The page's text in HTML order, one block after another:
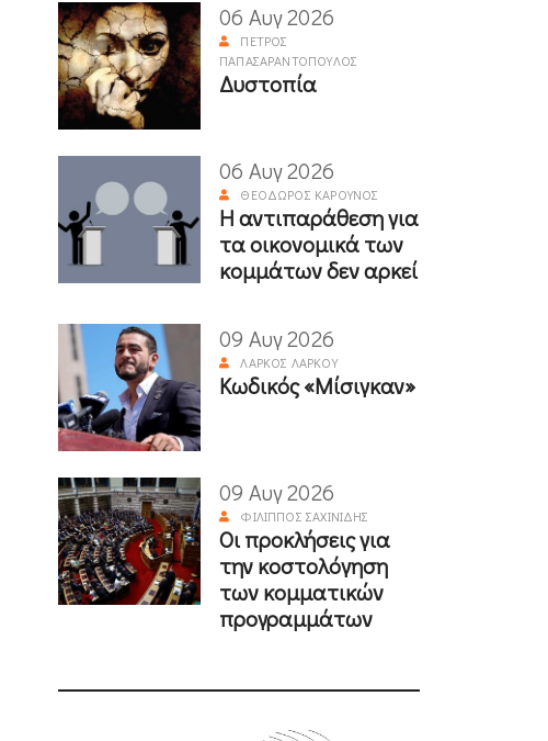
06 Αυγ 2026
ΠΈΤΡΟΣ
ΠΑΠΑΣΑΡΑΝΤΌΠΟΥΛΟΣ
Δυστοπία
06 Αυγ 2026
ΘΕΌΔΩΡΟΣ ΚΑΡΟΎΝΟΣ
Η αντιπαράθεση για
τα οικονομικά των
κομμάτων δεν αρκεί
09 Αυγ 2026
ΛΆΡΚΟΣ ΛΆΡΚΟΥ
Κωδικός «Μίσιγκαν»
09 Αυγ 2026
ΦΊΛΙΠΠΟΣ ΣΑΧΙΝΊΔΗΣ
Οι προκλήσεις για
την κοστολόγηση
των κομματικών
προγραμμάτων